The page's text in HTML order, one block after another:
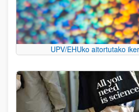
UPV/EHUko aitortutako